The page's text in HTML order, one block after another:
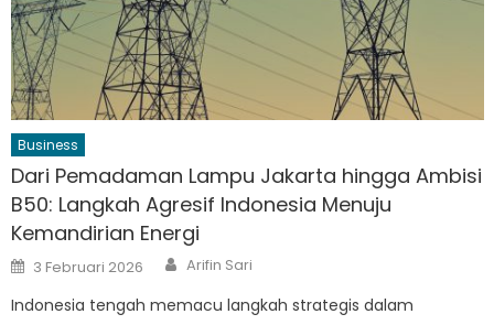
Business
Dari Pemadaman Lampu Jakarta hingga Ambisi
B50: Langkah Agresif Indonesia Menuju
Kemandirian Energi
Posted
on
3 Februari 2026 Author
Arifin Sari
Indonesia tengah memacu langkah strategis dalam